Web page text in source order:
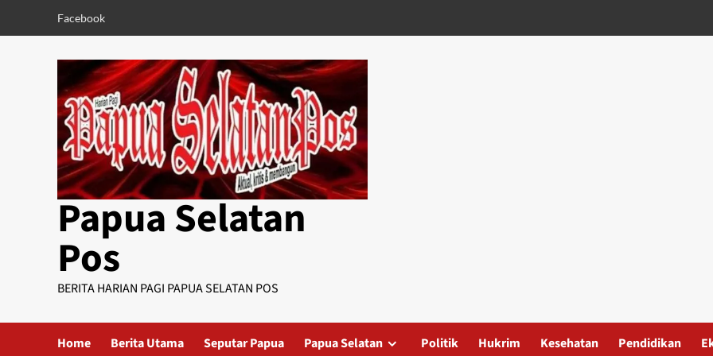
Facebook
Papua Selatan
Pos
BERITA HARIAN PAGI PAPUA SELATAN POS
Home Berita Utama Seputar Papua Papua Selatan Politik Hukrim Kesehatan Pendidikan